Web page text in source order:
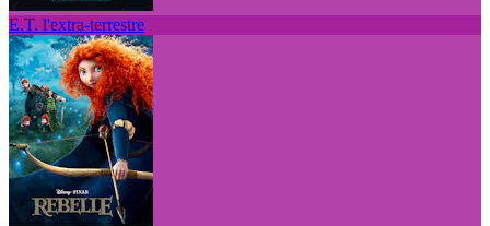
E.T. l'extra-terrestre